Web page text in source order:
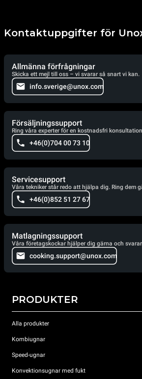
Kontaktuppgifter för
Allmänna förfrågningar
Skicka ett mejl till oss – vi svarar så snart vi kan.
info.sverige@unox.com
Försäljningssupport
Ring våra experter för en kostnadsfri
+46(0)704 00 73 10
Servicesupport
Våra tekniker står redo att hjälpa dig. Ring dem
+46(0)852 51 27 67
Matlagningssupport
Våra företagskockar hjälper dig gärna och
cooking.support@unox.com
PRODUKTER
Alla produkter
Kombiugnar
Speed-ugnar
Konvektionsugnar med fukt